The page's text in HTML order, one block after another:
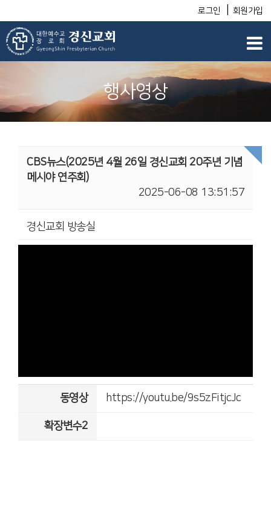
로그인 회원가입
행사영상
CBS뉴스(2025년 4월 26일 경신교회 20주년 기념
메시야 연주회)
2025-06-08 13:51:57
경신교회 방송실
동영상 https://youtu.be/9s5zFitjcJc
확장변수2